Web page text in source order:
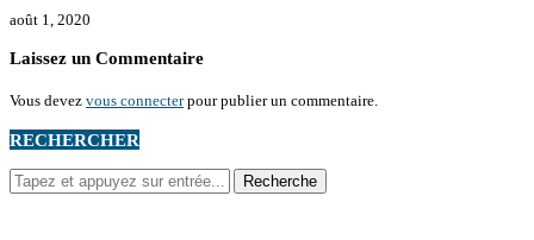
août 1, 2020
Laissez un Commentaire
Vous devez vous connecterpour publier un commentaire.
RECHERCHER